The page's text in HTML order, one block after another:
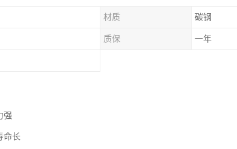
材质 碳钢
质保 一年
强
命长